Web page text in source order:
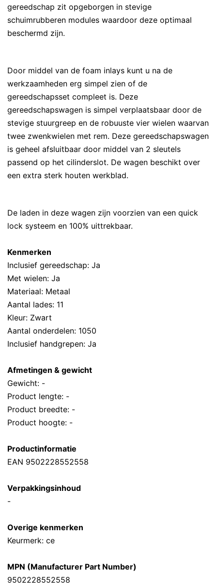
gereedschap zit opgeborgen in stevige
schuimrubberen modules waardoor deze optimaal
beschermd zijn.
Door middel van de foam inlays kunt u na de
werkzaamheden erg simpel zien of de
gereedschapsset compleet is. Deze
gereedschapswagen is simpel verplaatsbaar door de
stevige stuurgreep en de robuuste vier wielen waarvan
twee zwenkwielen met rem. Deze gereedschapswagen
is geheel afsluitbaar door middel van 2 sleutels
passend op het cilinderslot. De wagen beschikt over
een extra sterk houten werkblad.
De laden in deze wagen zijn voorzien van een quick
lock systeem en 100% uittrekbaar.
Kenmerken
Inclusief gereedschap: Ja
Met wielen: Ja
Materiaal: Metaal
Aantal lades: 11
Kleur: Zwart
Aantal onderdelen: 1050
Inclusief handgrepen: Ja
Afmetingen & gewicht
Gewicht: -
Product lengte: -
Product breedte: -
Product hoogte: -
Productinformatie
EAN 9502228552558
Verpakkingsinhoud
-
Overige kenmerken
Keurmerk: ce
MPN (Manufacturer Part Number)
9502228552558